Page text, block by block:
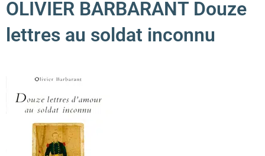
OLIVIER BARBARANT Douze
lettres au soldat inconnu